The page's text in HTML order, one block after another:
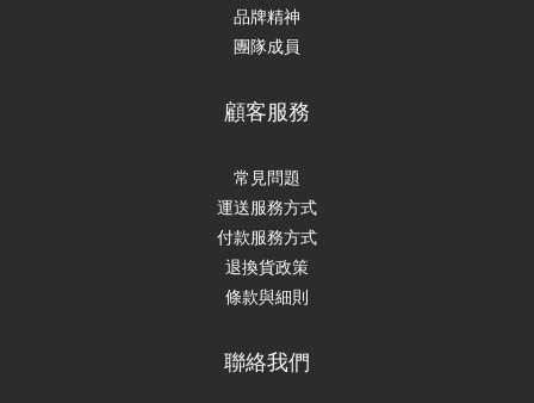
品牌精神
團隊成員
顧客服務
常見問題
運送服務方式
付款服務方式
退換貨政策
條款與細則
聯絡我們